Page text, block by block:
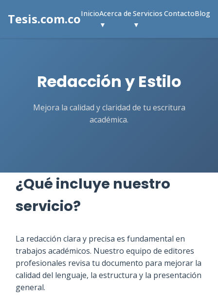
Tesis.com.coInicioAcerca de
▼
Servicios
▼
ContactoBlog
Redacción y Estilo
Mejora la calidad y claridad de tu escritura
académica.
¿Qué incluye nuestro
servicio?
La redacción clara y precisa es fundamental en
trabajos académicos. Nuestro equipo de editores
profesionales revisa tu documento para mejorar la
calidad del lenguaje, la estructura y la presentación
general.